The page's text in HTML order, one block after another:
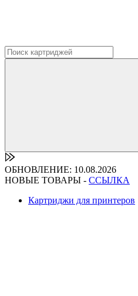
ОБНОВЛЕНИЕ: 10.08.2026
НОВЫЕ ТОВАРЫ - ССЫЛКА
Картриджи для принтеров